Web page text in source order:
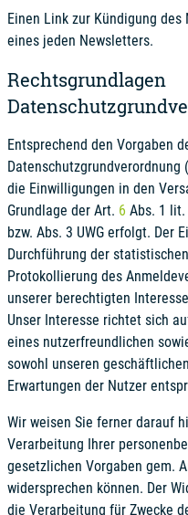
Einen Link zur Kündigung
eines jeden Newsletters.
Rechtsgrundlagen
Entsprechend den Vorgaben
Datenschutzgrundverordnung
die Einwilligungen in den
Grundlage der Art. 6 Abs. 1 lit.
bzw. Abs. 3 UWG erfolgt. Der
Durchführung der
Protokollierung des
unserer berechtigten
Unser Interesse richtet sich
eines nutzerfreundlichen
sowohl unseren
Erwartungen der Nutzer
Wir weisen Sie ferner darauf
Verarbeitung Ihrer
gesetzlichen Vorgaben gem.
widersprechen können. Der
die Verarbeitung für Zwecke